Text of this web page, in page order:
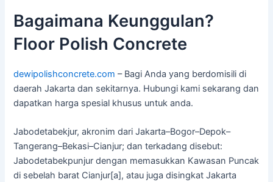
Bagaimana Keunggulan?
Floor Polish Concrete
dewipolishconcrete.com – Bagi Anda yang berdomisili di
daerah Jakarta dan sekitarnya. Hubungi kami sekarang dan
dapatkan harga spesial khusus untuk anda.
Jabodetabekjur, akronim dari Jakarta–Bogor–Depok–
Tangerang–Bekasi–Cianjur; dan terkadang disebut:
Jabodetabekpunjur dengan memasukkan Kawasan Puncak
di sebelah barat Cianjur[a], atau juga disingkat Jakarta